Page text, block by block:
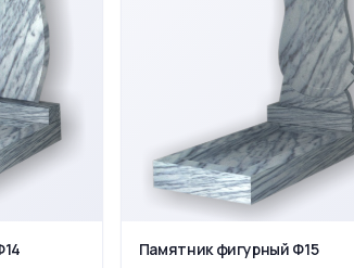
Памятник фигурный Ф15